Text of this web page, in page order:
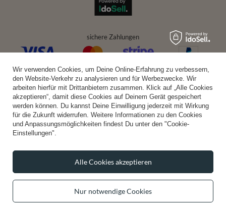
sichere Zahlungen
bequeme Lieferung
du kannst uns vertrauen
Wir verwenden Cookies, um Deine Online-Erfahrung zu verbessern,
den Website-Verkehr zu analysieren und für Werbezwecke. Wir
arbeiten hierfür mit Drittanbietern zusammen. Klick auf „Alle Cookies
akzeptieren“, damit diese Cookies auf Deinem Gerät gespeichert
werden können. Du kannst Deine Einwilligung jederzeit mit Wirkung
für die Zukunft widerrufen. Weitere Informationen zu den Cookies
und Anpassungsmöglichkeiten findest Du unter den "Cookie-
Einstellungen".
Nur notwendige Cookies
Alle Cookies akzeptieren